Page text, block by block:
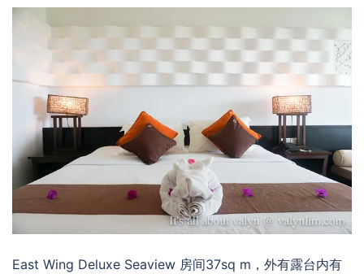
East Wing Deluxe Seaview 房间37sq m，外有露台内有